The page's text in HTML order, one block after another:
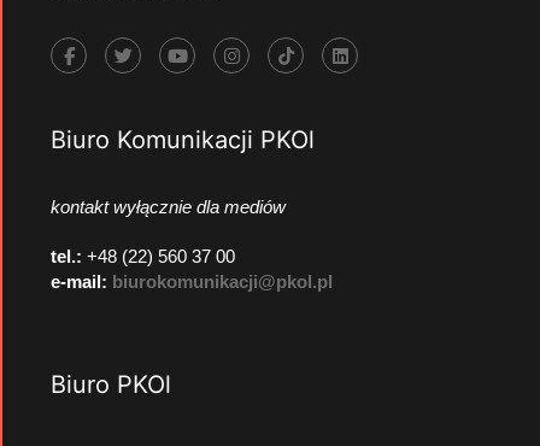
Biuro Komunikacji PKOl
kontakt wyłącznie dla mediów
tel.: +48 (22) 560 37 00
e-mail: biurokomunikacji@pkol.pl
Biuro PKOl